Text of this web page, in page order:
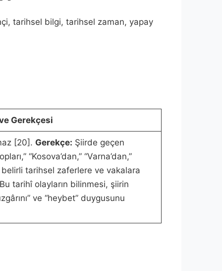
tarihsel bilgi, tarihsel zaman, yapay
Gerekçesi
[20]. Gerekçe: Şiirde geçen
“Kosova’dan,” “Varna’dan,”
belirli tarihsel zaferlere ve vakalara
tarihî olayların bilinmesi, şiirin
ve “heybet” duygusunu